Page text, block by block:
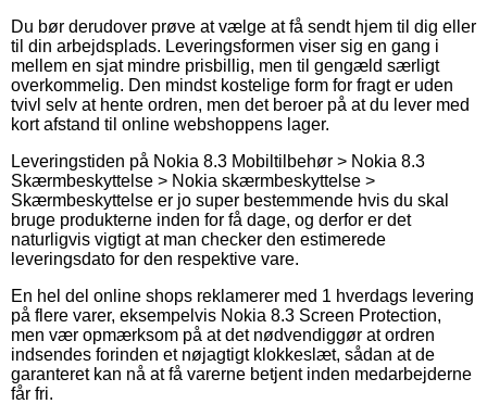
Du bør derudover prøve at vælge at få sendt hjem til dig eller
til din arbejdsplads. Leveringsformen viser sig en gang i
mellem en sjat mindre prisbillig, men til gengæld særligt
overkommelig. Den mindst kostelige form for fragt er uden
tvivl selv at hente ordren, men det beroer på at du lever med
kort afstand til online webshoppens lager.
Leveringstiden på Nokia 8.3 Mobiltilbehør > Nokia 8.3
Skærmbeskyttelse > Nokia skærmbeskyttelse >
Skærmbeskyttelse er jo super bestemmende hvis du skal
bruge produkterne inden for få dage, og derfor er det
naturligvis vigtigt at man checker den estimerede
leveringsdato for den respektive vare.
En hel del online shops reklamerer med 1 hverdags levering
på flere varer, eksempelvis Nokia 8.3 Screen Protection,
men vær opmærksom på at det nødvendiggør at ordren
indsendes forinden et nøjagtigt klokkeslæt, sådan at de
garanteret kan nå at få varerne betjent inden medarbejderne
får fri.